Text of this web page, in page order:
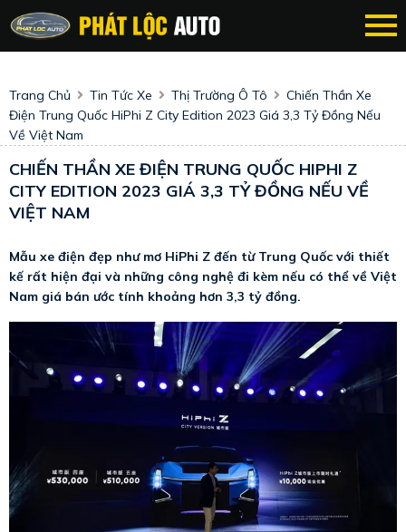
Trang Chủ Tin Tức Xe Thị Trường Ô Tô
Chiến Thần Xe
Điện Trung Quốc HiPhi Z City Edition 2023 Giá 3,3 Tỷ Đồng Nếu
Về Việt Nam
CHIẾN THẦN XE ĐIỆN TRUNG QUỐC HIPHI Z
CITY EDITION 2023 GIÁ 3,3 TỶ ĐỒNG NẾU VỀ
VIỆT NAM
Mẫu xe điện đẹp như mơ HiPhi Z đến từ Trung Quốc với thiết
kế rất hiện đại và những công nghệ đi kèm nếu có thể về Việt
Nam giá bán ước tính khoảng hơn 3,3 tỷ đồng.